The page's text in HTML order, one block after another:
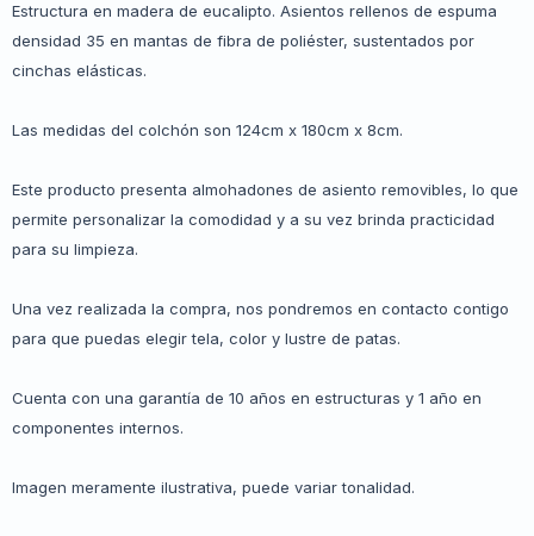
Estructura en madera de eucalipto. Asientos rellenos de espuma
densidad 35 en mantas de fibra de poliéster, sustentados por
cinchas elásticas.
Las medidas del colchón son 124cm x 180cm x 8cm.
Este producto presenta almohadones de asiento removibles, lo que
permite personalizar la comodidad y a su vez brinda practicidad
para su limpieza.
Una vez realizada la compra, nos pondremos en contacto contigo
para que puedas elegir tela, color y lustre de patas.
Cuenta con una garantía de 10 años en estructuras y 1 año en
componentes internos.
Imagen meramente ilustrativa, puede variar tonalidad.